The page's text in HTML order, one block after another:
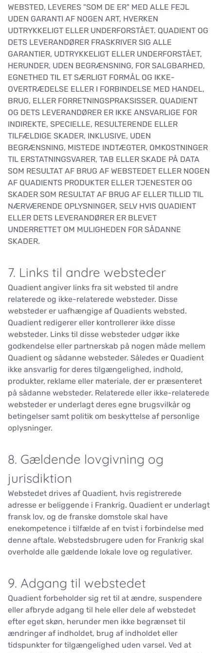
WEBSTED, LEVERES "SOM DE ER" MED ALLE FEJL
UDEN GARANTI AF NOGEN ART, HVERKEN
UDTRYKKELIGT ELLER UNDERFORSTÅET. QUADIENT OG
DETS LEVERANDØRER FRASKRIVER SIG ALLE
GARANTIER, UDTRYKKELIGT ELLER UNDERFORSTÅET,
HERUNDER, UDEN BEGRÆNSNING, FOR SALGBARHED,
EGNETHED TIL ET SÆRLIGT FORMÅL OG IKKE-
OVERTRÆDELSE ELLER I FORBINDELSE MED HANDEL,
BRUG, ELLER FORRETNINGSPRAKSISSER. QUADIENT
OG DETS LEVERANDØRER ER IKKE ANSVARLIGE FOR
INDIREKTE, SPECIELLE, RESULTERENDE ELLER
TILFÆLDIGE SKADER, INKLUSIVE, UDEN
BEGRÆNSNING, MISTEDE INDTÆGTER, OMKOSTNINGER
TIL ERSTATNINGSVARER, TAB ELLER SKADE PÅ DATA
SOM RESULTAT AF BRUG AF WEBSTEDET ELLER NOGEN
AF QUADIENTS PRODUKTER ELLER TJENESTER OG
SKADER SOM RESULTAT AF BRUG AF ELLER TILLID TIL
NÆRVÆRENDE OPLYSNINGER, SELV HVIS QUADIENT
ELLER DETS LEVERANDØRER ER BLEVET
UNDERRETTET OM MULIGHEDEN FOR SÅDANNE
SKADER.
7. Links til andre websteder
Quadient angiver links fra sit websted til andre
relaterede og ikke-relaterede websteder. Disse
websteder er uafhængige af Quadients websted.
Quadient redigerer eller kontrollerer ikke disse
websteder. Links til disse websteder udgør ikke
godkendelse eller partnerskab på nogen måde mellem
Quadient og sådanne websteder. Således er Quadient
ikke ansvarlig for deres tilgængelighed, indhold,
produkter, reklame eller materiale, der er præsenteret
på sådanne websteder. Relaterede eller ikke-relaterede
websteder er underlagt deres egne brugsvilkår og
betingelser samt politik om beskyttelse af personlige
oplysninger.
8. Gældende lovgivning og
jurisdiktion
Webstedet drives af Quadient, hvis registrerede
adresse er beliggende i Frankrig. Quadient er underlagt
fransk lov, og de franske domstole skal have
enekompetence i tilfælde af en tvist i forbindelse med
denne aftale. Webstedsbrugere uden for Frankrig skal
overholde alle gældende lokale love og regulativer.
9. Adgang til webstedet
Quadient forbeholder sig ret til at ændre, suspendere
eller afbryde adgang til hele eller dele af webstedet
efter eget skøn, herunder men ikke begrænset til
ændringer af indholdet, brug af indholdet eller
tidspunkter for tilgængelighed uden varsel. Ved at